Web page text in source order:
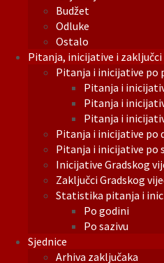
Budžet
Odluke
Ostalo
Pitanja, inicijative i zaključci
Pitanja i inicijative po
Pitanja i
Pitanja i
Pitanja i
Pitanja i inicijative po
Pitanja i inicijative po
Inicijative Gradskog
Zaključci Gradskog
Statistika pitanja i
Po godini
Po sazivu
Sjednice
Arhiva zaključaka